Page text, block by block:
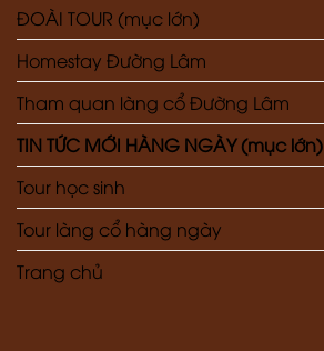
ĐOÀI TOUR (mục lớn)
Homestay Đường Lâm
Tham quan làng cổ Đường Lâm
TIN TỨC MỚI HÀNG NGÀY (mục lớn)
Tour học sinh
Tour làng cổ hàng ngày
Trang chủ